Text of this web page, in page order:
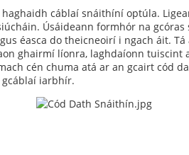
cáblaí snáithíní optúla.
Úsáideann formhór na
éasca do theicneoirí i ngach áit.
ghairmí líonra, laghdaíonn tuiscint
cén chuma atá ar an gcairt cód
iarbhír.